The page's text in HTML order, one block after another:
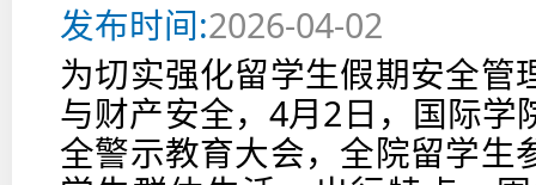
发布时间:2026-04-02
为切实强化留学生假期安全
与财产安全，4月2日，国际
全警示教育大会，全院留学生